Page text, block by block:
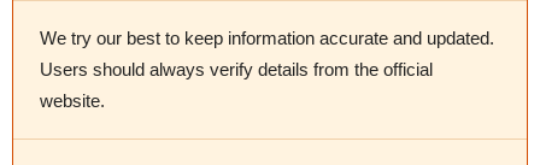
We try our best to keep information accurate and updated.
Users should always verify details from the official
website.